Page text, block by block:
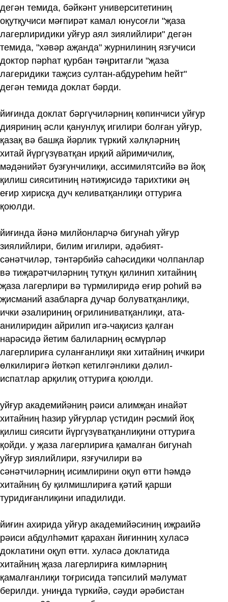
дегән темида, бәйкәнт университетиниң
оқутқучиси мәғпирәт камал юнусоғли "җаза
лагерлиридики уйғур аял зиялийлири" дегән
темида, "хәвәр аҗанда" журнилиниң язғучиси
доктор пәрһат қурбан тәңритағли "җаза
лагеридики таҗсиз султан-абдуреһим һейт"
дегән темида доклат бәрди.
йиғинда доклат бәргүчиләрниң көпинчиси уйғур
дияриниң әсли қанунлуқ игилири болған уйғур,
қазақ вә башқа йәрлик түркий хәлқләрниң
хитай йүргүзүватқан ирқий айримичилиқ,
мәдәнийәт бузғунчилиқи, ассимилятсийә вә йоқ
қилиш сияситиниң нәтиҗисидә тарихтики әң
еғир хирисқа дуч келиватқанлиқи оттуриға
қоюлди.
йиғинда йәнә милйонларчә бигунаһ уйғур
зиялийлири, билим игилири, әдәбият-
сәнәтчиләр, тәнтәрбийә саһәсидики чолпанлар
вә тиҗарәтчиләрниң тутқун қилинип хитайниң
җаза лагерлири вә түрмилиридә еғир роһий вә
җисманий азабларға дучар болуватқанлиқи,
ички әзалириниң оғрилиниватқанлиқи, ата-
анилиридин айрилип игә-чақисиз қалған
нарәсидә йетим балиларниң өсмүрләр
лагерлириға суланғанлиқи яки хитайниң ичкири
өлкилиригә йөткәп кетилгәнлики дәлил-
испатлар арқилиқ оттуриға қоюлди.
уйғур академийәниң рәиси алимҗан инайәт
хитайниң һазир уйғурлар үстидин рәсмий йоқ
қилиш сиясити йүргүзүватқанлиқини оттуриға
қойди. у җаза лагерлириға қамалған бигунаһ
уйғур зиялийлири, язғучилири вә
сәнәтчиләрниң исимлирини оқуп өтти һәмдә
хитайниң бу қилмишлириға қәтий қарши
туридиғанлиқини ипадилиди.
йиғин ахирида уйғур академийәсиниң иҗраийә
рәиси абдулһәмит қарахан йиғинниң хуласә
доклатини оқуп өтти. хуласә доклатида
хитайниң җаза лагерлириға кимләрниң
қамалғанлиқи тоғрисида тәпсилий мәлумат
берилди. униңда түркийә, сәуди әрәбистан